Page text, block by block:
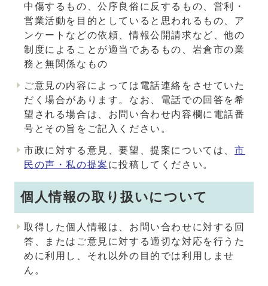
中傷するもの、公序良俗に反するもの、営利・
営業活動を目的としていると思われるもの、ア
ンケートなどの依頼、情報公開請求など、他の
制度によることが適当であるもの、岩倉市の業
務と無関係なもの
ご意見の内容によっては電話連絡をさせていた
だく場合があります。なお、電話での回答を希
望される場合は、お問い合わせ内容欄に電話番
号とその旨をご記入ください。
市政に対する意見、要望、提案については、 市
民の声・私の提案 に投稿してください。
個人情報の取り扱いについて
取得した個人情報は、お問い合わせに対する回
答、またはご意見に対する適切な対応を行うた
めに利用し、それ以外の目的では利用しませ
ん。